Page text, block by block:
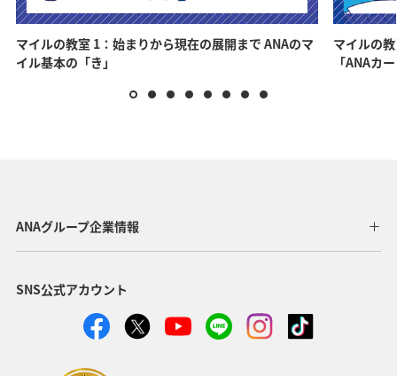
マイルの教室 1：始まりから現在の展開まで ANAのマ
イル基本の「き」
マイルの
「ANAカ
ANAグループ企業情報
SNS公式アカウント